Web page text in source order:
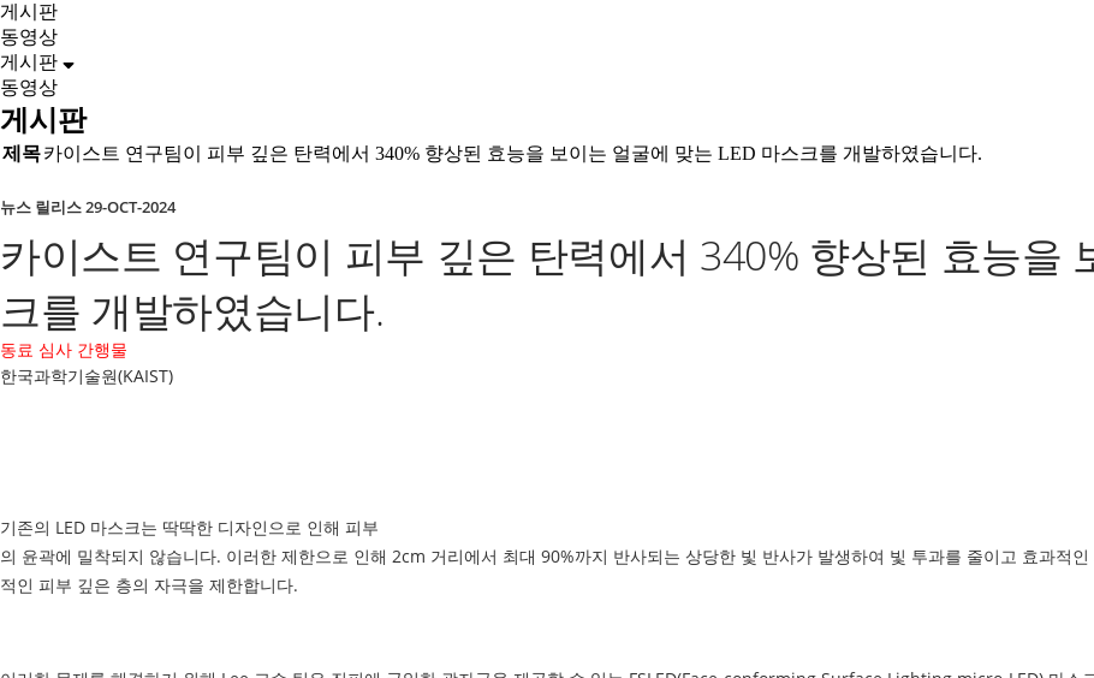
게시판
동영상
게시판
동영상
게시판
제목카이스트 연구팀이 피부 깊은 탄력에서 340% 향상된 효능을 보이는 얼굴에 맞는 LED 마스크를 개발하였습니다.
뉴스 릴리스29-OCT-2024
카이스트 연구팀이 피부 깊은 탄력에서 340% 향상된 효능을
크를 개발하였습니다.
동료 심사 간행물
한국과학기술원(KAIST)
기존의 LED 마스크는 딱딱한 디자인으로 인해 피부
의 윤곽에 밀착되지 않습니다. 이러한 제한으로 인해 2cm 거리에서 최대 90%까지 반사되는 상당한 빛 반사가 발생하여 빛 투과를 줄이고 효과적
적인 피부 깊은 층의 자극을 제한합니다.